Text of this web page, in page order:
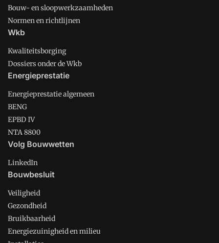
Bouw- en sloopwerkzaamheden
Normen en richtlijnen
Wkb
Kwaliteitsborging
Dossiers onder de Wkb
Energieprestatie
Energieprestatie algemeen
BENG
EPBD IV
NTA 8800
Volg Bouwwetten
LinkedIn
Bouwbesluit
Veiligheid
Gezondheid
Bruikbaarheid
Energiezuinigheid en milieu